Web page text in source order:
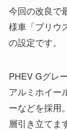
今回の改良で
様車「プリウ
の設定です。
PHEV Gグレ
アルミホイー
ーなどを採用
層引き立てま